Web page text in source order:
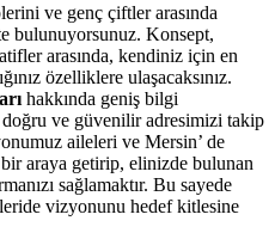
ve genç çiftler arasında
bulunuyorsunuz. Konsept,
arasında, kendiniz için en
özelliklere ulaşacaksınız.
hakkında geniş bilgi
doğru ve güvenilir adresimizi takip
aileleri ve Mersin’ de
araya getirip, elinizde bulunan
sağlamaktır. Bu sayede
vizyonunu hedef kitlesine